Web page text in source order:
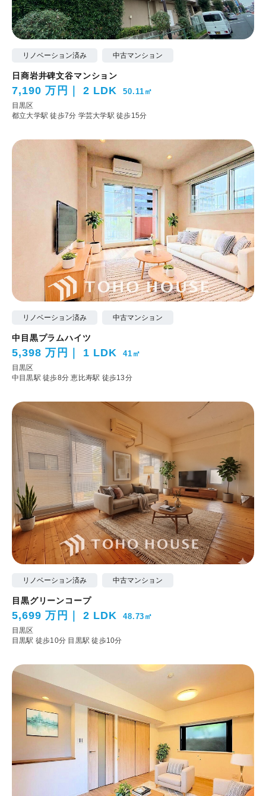
リノベーション済み 中古マンション
日商岩井碑文谷マンション
7,190 万円 2 LDK 50.11㎡
目黒区
都立大学駅 徒歩7分 学芸大学駅 徒歩15分
リノベーション済み 中古マンション
中目黒プラムハイツ
5,398 万円 1 LDK 41㎡
目黒区
中目黒駅 徒歩8分恵比寿駅 徒歩13分
リノベーション済み 中古マンション
目黒グリーンコープ
5,699 万円 2 LDK 48.73㎡
目黒区
目黒駅 徒歩10分 目黒駅 徒歩10分